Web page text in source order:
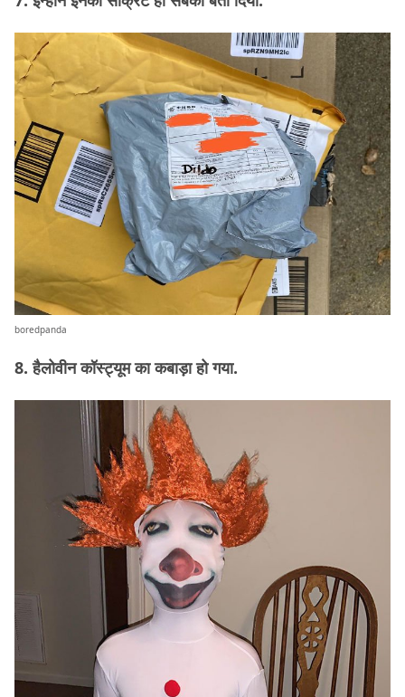
boredpanda
8. हैलोवीन कॉस्ट्यूम का कबाड़ा हो गया.